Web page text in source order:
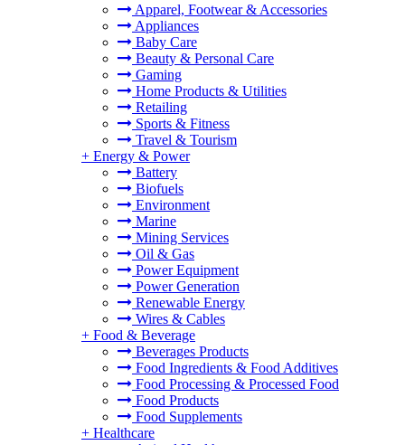
Apparel, Footwear & Accessories
Appliances
Baby Care
Beauty & Personal Care
Gaming
Home Products & Utilities
Retailing
Sports & Fitness
Travel & Tourism
+ Energy & Power
Battery
Biofuels
Environment
Marine
Mining Services
Oil & Gas
Power Equipment
Power Generation
Renewable Energy
Wires & Cables
+ Food & Beverage
Beverages Products
Food Ingredients & Food Additives
Food Processing & Processed Food
Food Products
Food Supplements
+ Healthcare